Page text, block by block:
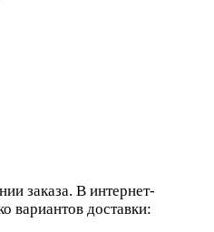
заказа. В интернет-
вариантов доставки: